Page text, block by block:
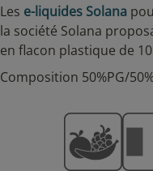
Les e-liquides Solana
la société Solana
en flacon plastique de
Composition 50%PG/